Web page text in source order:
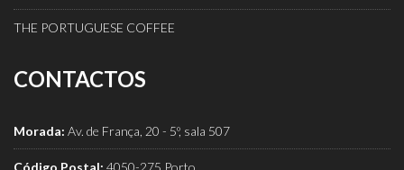
THE PORTUGUESE COFFEE
CONTACTOS
Morada: Av. de França, 20 - 5º, sala 507
Código Postal: 4050-275 Porto